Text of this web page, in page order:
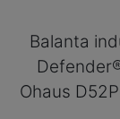
Balanta
Ohaus